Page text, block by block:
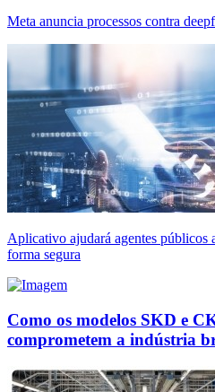
Meta anuncia processos contra
Aplicativo ajudará agentes públicos
forma segura
Como os modelos SKD e
comprometem a indústria